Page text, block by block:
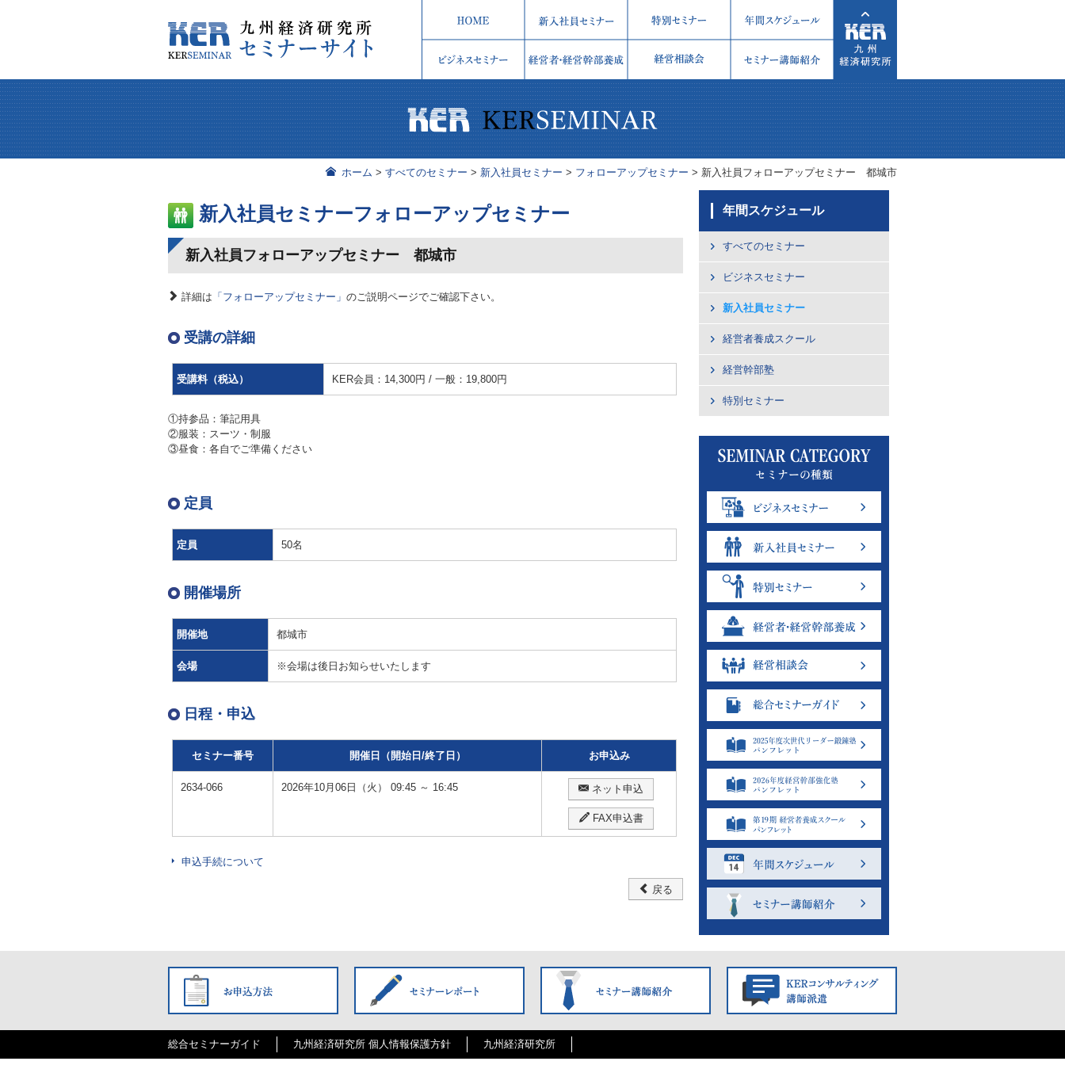
ホーム > すべてのセミナー > 新入社員セミナー > フォローアップセミナー > 新入社員フォローアップセミナー 都城市
新入社員セミナーフォローアップセミナー
新入社員フォローアップセミナー 都城市
詳細は 「フォローアップセミナー」のご説明ページでご確認下さい。
受講の詳細
受講料（税込） KER会員：14,300円 / 一般：19,800円
①持参品：筆記用具
②服装：スーツ・制服
③昼食：各自でご準備ください
定員
定員 50名
開催場所
開催地 都城市
会場 ※会場は後日お知らせいたします
日程・申込
セミナー番号 開催日（開始日/終了日） お申込み
2634-066 2026年10月06日（火） 09:45 ～ 16:45 ネット申込
FAX申込書
申込手続について
戻る
年間スケジュール
すべてのセミナー
ビジネスセミナー
新入社員セミナー
経営者養成スクール
経営幹部塾
特別セミナー
総合セミナーガイド 九州経済研究所 個人情報保護方針 九州経済研究所